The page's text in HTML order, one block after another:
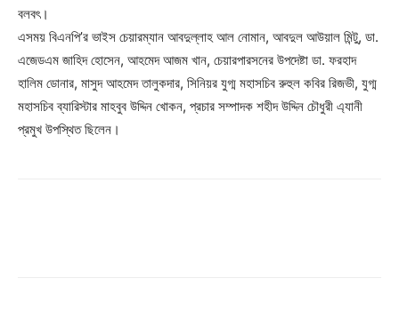
বলবৎ।
এসময় বিএনপি’র ভাইস চেয়ারম্যান আবদুল্লাহ আল নোমান, আবদুল আউয়াল মিন্টু, ডা.
এজেডএম জাহিদ হোসেন, আহমেদ আজম খান, চেয়ারপারসনের উপদেষ্টা ডা. ফরহাদ
হালিম ডোনার, মাসুদ আহমেদ তালুকদার, সিনিয়র যুগ্ম মহাসচিব রুহুল কবির রিজভী, যুগ্ম
মহাসচিব ব্যারিস্টার মাহবুব উদ্দিন খোকন, প্রচার সম্পাদক শহীদ উদ্দিন চৌধুরী এ্যানী
প্রমুখ উপস্থিত ছিলেন।